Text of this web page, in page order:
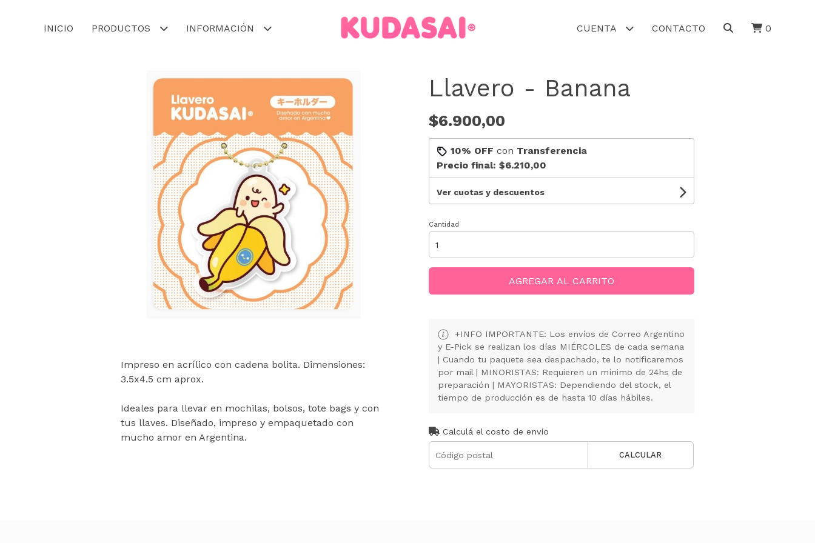
INICIO PRODUCTOS INFORMACIÓN CUENTA CONTACTO 0
Impreso en acrílico con cadena bolita. Dimensiones:
3.5x4.5 cm aprox.
Ideales para llevar en mochilas, bolsos, tote bags y con
tus llaves. Diseñado, impreso y empaquetado con
mucho amor en Argentina.
Llavero - Banana
$6.900,00
10% OFF con Transferencia
Precio final: $6.210,00
Ver cuotas y descuentos
Cantidad
AGREGAR AL CARRITO
+INFO IMPORTANTE: Los envíos de Correo Argentino
y E-Pick se realizan los días MIÉRCOLES de cada semana
| Cuando tu paquete sea despachado, te lo notificaremos
por mail | MINORISTAS: Requieren un mínimo de 24hs de
preparación | MAYORISTAS: Dependiendo del stock, el
tiempo de producción es de hasta 10 días hábiles.
Calculá el costo de envío
CALCULAR